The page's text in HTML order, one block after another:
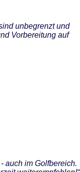
unbegrenzt und
Vorbereitung auf
auch im Golfbereich.